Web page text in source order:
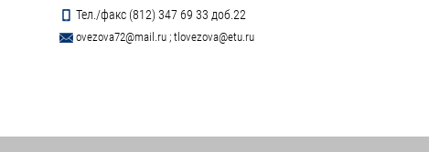
Тел./факс (812) 347 69 33 доб.22
ovezova72@mail.ru ; tlovezova@etu.ru